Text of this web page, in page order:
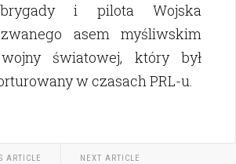
brygady i pilota Wojska
asem myśliwskim
światowej, który był
w czasach PRL-u.
ARTICLE NEXT ARTICLE